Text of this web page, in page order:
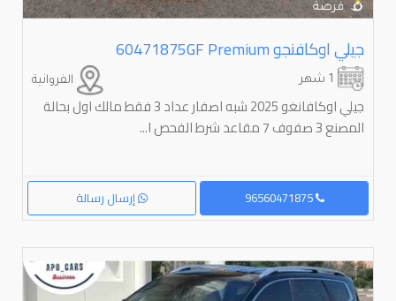
جيلي اوكافنجو ⁦GF Premium⁩60471875
الفروانية
جيلي اوكافانغو 2025 شبه اصفار عداد 3 فقط مالك اول بحالة
المصنع 3 صفوف 7 مقاعد شرط الفحص ا...
إرسال رسالة 96560471875